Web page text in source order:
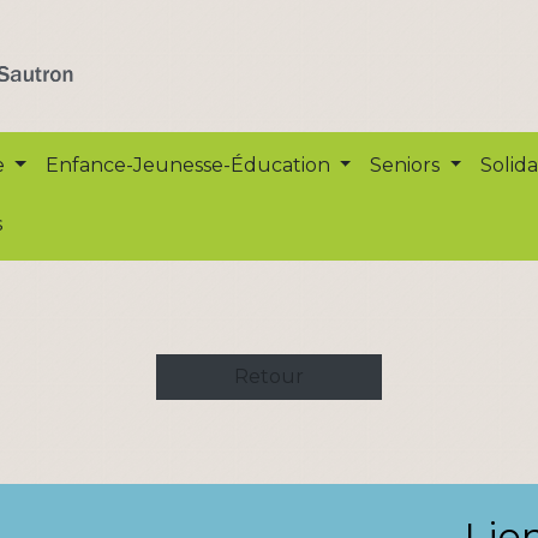
Enfance-Jeunesse-Éducation Seniors
Retour